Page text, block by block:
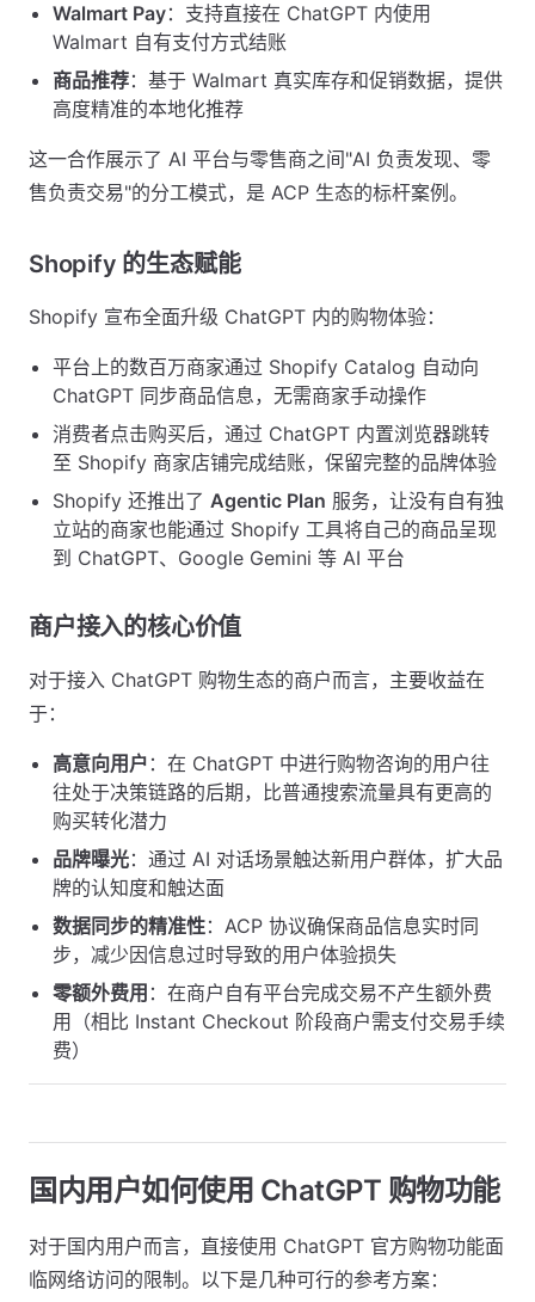
Walmart Pay：支持直接在 ChatGPT 内使用
Walmart 自有支付方式结账
商品推荐：基于 Walmart 真实库存和促销数据，提供
高度精准的本地化推荐
这一合作展示了 AI 平台与零售商之间"AI 负责发现、零
售负责交易"的分工模式，是 ACP 生态的标杆案例。
Shopify 的生态赋能
Shopify 宣布全面升级 ChatGPT 内的购物体验：
平台上的数百万商家通过 Shopify Catalog 自动向
ChatGPT 同步商品信息，无需商家手动操作
消费者点击购买后，通过 ChatGPT 内置浏览器跳转
至 Shopify 商家店铺完成结账，保留完整的品牌体验
Shopify 还推出了 Agentic Plan 服务，让没有自有独
立站的商家也能通过 Shopify 工具将自己的商品呈现
到 ChatGPT、Google Gemini 等 AI 平台
商户接入的核心价值
对于接入 ChatGPT 购物生态的商户而言，主要收益在
于：
高意向用户 ：在 ChatGPT 中进行购物咨询的用户往
往处于决策链路的后期，比普通搜索流量具有更高的
购买转化潜力
品牌曝光：通过 AI 对话场景触达新用户群体，扩大品
牌的认知度和触达面
数据同步的精准性：ACP 协议确保商品信息实时同
步，减少因信息过时导致的用户体验损失
零额外费用 ：在商户自有平台完成交易不产生额外费
用（相比 Instant Checkout 阶段商户需支付交易手续
费）
国内用户如何使用 ChatGPT 购物功能
对于国内用户而言，直接使用 ChatGPT 官方购物功能面
临网络访问的限制。以下是几种可行的参考方案：